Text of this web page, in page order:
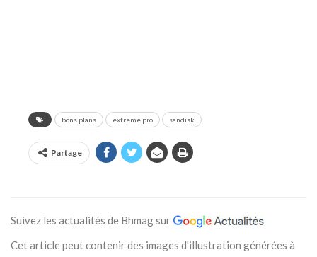
bons plans extreme pro sandisk
Partage
Suivez les actualités de Bhmag sur
Cet article peut contenir des images d'illustration générées à